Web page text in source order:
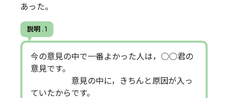
あった。
説明 . 1
今の意見の中で一番よかった人は，○○君の
意見です。
意見の中に，きちんと原因が入っ
ていたからです。